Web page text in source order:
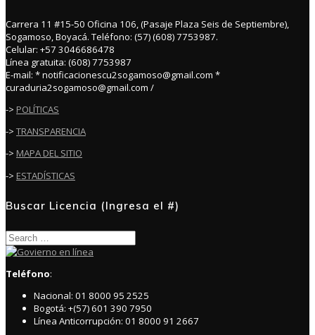
Carrera 11 #15-50 Oficina 106, (Pasaje Plaza Seis de Septiembre),
Sogamoso, Boyacá. Teléfono: (57) (608) 7753987.
Celular: +57 3046686478
Línea gratuita: (608) 7753987
E-mail: * notificacionescu2sogamoso@gmail.com *
curaduria2sogamoso@gmail.com /
-> POLÍTICAS
-> TRANSPARENCIA
-> MAPA DEL SITIO
-> ESTADÍSTICAS
Buscar Licencia (Ingresa el #)
Search
for:
Teléfono:
Nacional: 01 8000 95 2525
Bogotá: +(57) 601 390 7950
Línea Anticorrupción: 01 8000 91 2667